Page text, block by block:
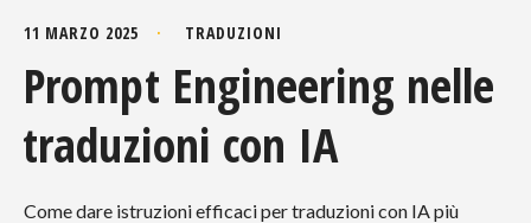
11 MARZO 2025 TRADUZIONI
Prompt Engineering nelle
traduzioni con IA
Come dare istruzioni efficaci per traduzioni con IA più